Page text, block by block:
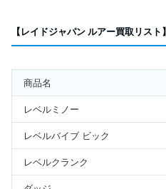
【レイドジャパン ルアー買取リスト】
商品名
レベルミノー
レベルバイブ ビック
レベルクランク